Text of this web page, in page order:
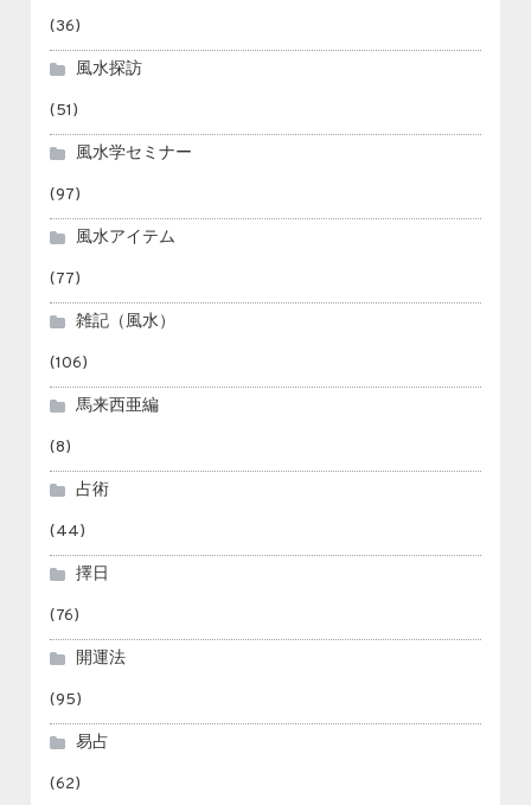
(36)
風水探訪
(51)
風水学セミナー
(97)
風水アイテム
(77)
雑記（風水）
(106)
馬来西亜編
(8)
占術
(44)
擇日
(76)
開運法
(95)
易占
(62)